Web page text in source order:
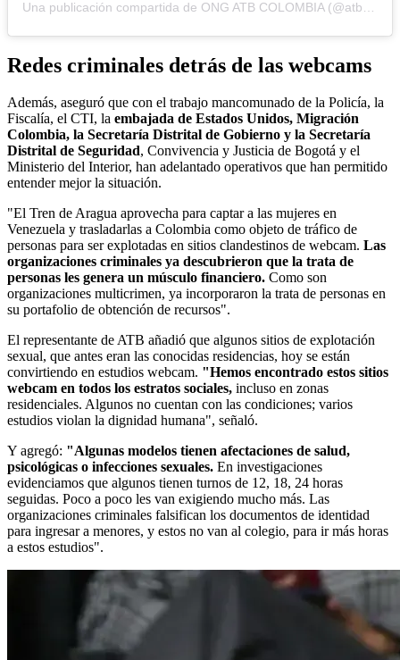
Redes criminales detrás de las webcams
Además, aseguró que con el trabajo mancomunado de la Policía, la
Fiscalía, el CTI, la embajada de Estados Unidos, Migración
Colombia, la Secretaría Distrital de Gobierno y la Secretaría
Distrital de Seguridad, Convivencia y Justicia de Bogotá y el
Ministerio del Interior, han adelantado operativos que han permitido
entender mejor la situación.
"El Tren de Aragua aprovecha para captar a las mujeres en
Venezuela y trasladarlas a Colombia como objeto de tráfico de
personas para ser explotadas en sitios clandestinos de webcam. Las
organizaciones criminales ya descubrieron que la trata de
personas les genera un músculo financiero. Como son
organizaciones multicrimen, ya incorporaron la trata de personas en
su portafolio de obtención de recursos".
El representante de ATB añadió que algunos sitios de explotación
sexual, que antes eran las conocidas residencias, hoy se están
convirtiendo en estudios webcam. "Hemos encontrado estos sitios
webcam en todos los estratos sociales, incluso en zonas
residenciales. Algunos no cuentan con las condiciones; varios
estudios violan la dignidad humana", señaló.
Y agregó: "Algunas modelos tienen afectaciones de salud,
psicológicas o infecciones sexuales. En investigaciones
evidenciamos que algunos tienen turnos de 12, 18, 24 horas
seguidas. Poco a poco les van exigiendo mucho más. Las
organizaciones criminales falsifican los documentos de identidad
para ingresar a menores, y estos no van al colegio, para ir más horas
a estos estudios".